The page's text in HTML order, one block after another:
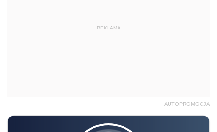
REKLAMA
AUTOPROMOCJA